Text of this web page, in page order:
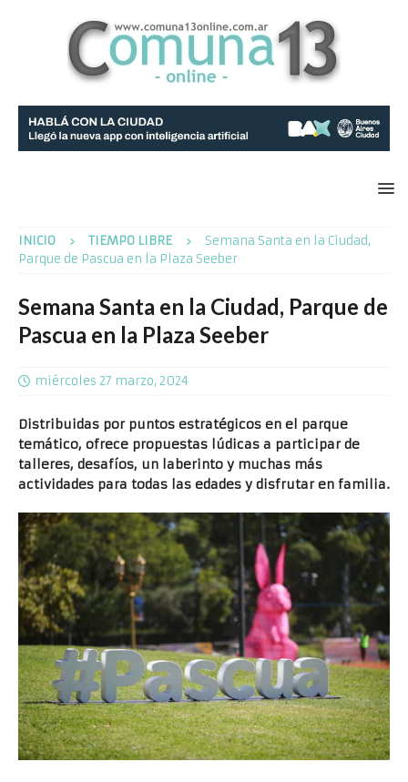
INICIO TIEMPO LIBRE
Semana Santa en la Ciudad,
Parque de Pascua en la Plaza Seeber
Semana Santa en la Ciudad, Parque de
Pascua en la Plaza Seeber
miércoles 27 marzo, 2024
Distribuidas por puntos estratégicos en el parque
temático, ofrece propuestas lúdicas a participar de
talleres, desafíos, un laberinto y muchas más
actividades para todas las edades y disfrutar en familia.